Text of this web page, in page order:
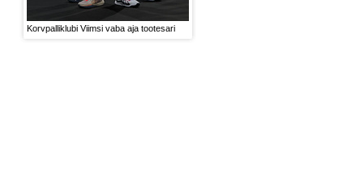
Korvpalliklubi Viimsi vaba aja tootesari